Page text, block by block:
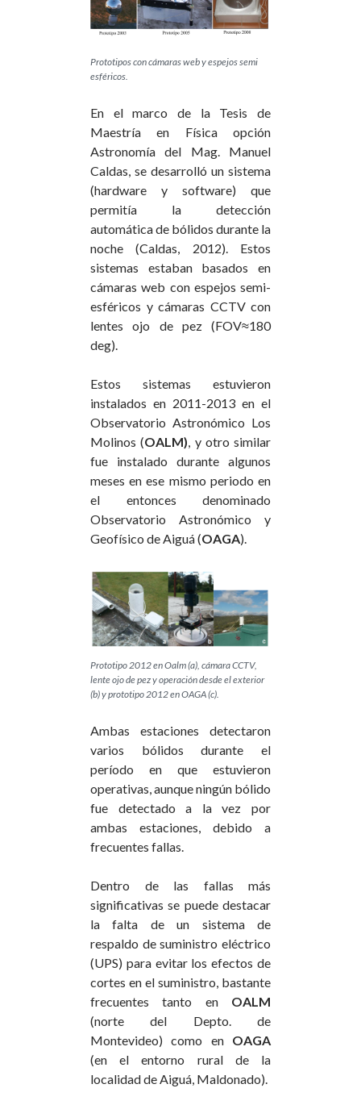
Prototipos con cámaras web y espejos semi
esféricos.
En el marco de la Tesis de
Maestría en Física opción
Astronomía del Mag. Manuel
Caldas, se desarrolló un sistema
(hardware y software) que
permitía la detección
automática de bólidos durante la
noche (Caldas, 2012). Estos
sistemas estaban basados en
cámaras web con espejos semi-
esféricos y cámaras CCTV con
lentes ojo de pez (FOV≈180
deg).
Estos sistemas estuvieron
instalados en 2011-2013 en el
Observatorio Astronómico Los
Molinos (OALM) , y otro similar
fue instalado durante algunos
meses en ese mismo periodo en
el entonces denominado
Observatorio Astronómico y
Geofísico de Aiguá (OAGA).
Prototipo 2012 en Oalm (a), cámara CCTV,
lente ojo de pez y operación desde el exterior
(b) y prototipo 2012 en OAGA (c).
Ambas estaciones detectaron
varios bólidos durante el
período en que estuvieron
operativas, aunque ningún bólido
fue detectado a la vez por
ambas estaciones, debido a
frecuentes fallas.
Dentro de las fallas más
significativas se puede destacar
la falta de un sistema de
respaldo de suministro eléctrico
(UPS) para evitar los efectos de
cortes en el suministro, bastante
frecuentes tanto en OALM
(norte del Depto. de
Montevideo) como en OAGA
(en el entorno rural de la
localidad de Aiguá, Maldonado).